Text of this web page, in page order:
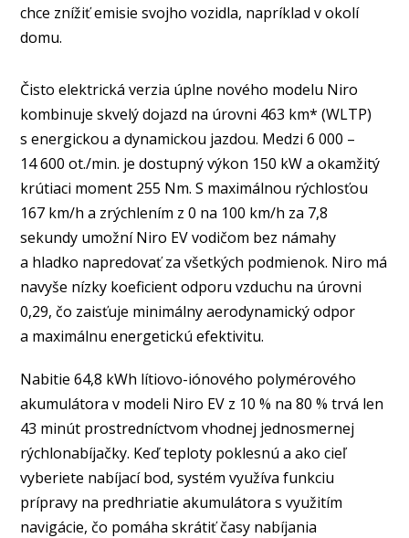
chce znížiť emisie svojho vozidla, napríklad v okolí
domu.
Čisto elektrická verzia úplne nového modelu Niro
kombinuje skvelý dojazd na úrovni 463 km* (WLTP)
s energickou a dynamickou jazdou. Medzi 6 000 –
14 600 ot./min. je dostupný výkon 150 kW a okamžitý
krútiaci moment 255 Nm. S maximálnou rýchlosťou
167 km/h a zrýchlením z 0 na 100 km/h za 7,8
sekundy umožní Niro EV vodičom bez námahy
a hladko napredovať za všetkých podmienok. Niro má
navyše nízky koeficient odporu vzduchu na úrovni
0,29, čo zaisťuje minimálny aerodynamický odpor
a maximálnu energetickú efektivitu.
Nabitie 64,8 kWh lítiovo-iónového polymérového
akumulátora v modeli Niro EV z 10 % na 80 % trvá len
43 minút prostredníctvom vhodnej jednosmernej
rýchlonabíjačky. Keď teploty poklesnú a ako cieľ
vyberiete nabíjací bod, systém využíva funkciu
prípravy na predhriatie akumulátora s využitím
navigácie, čo pomáha skrátiť časy nabíjania